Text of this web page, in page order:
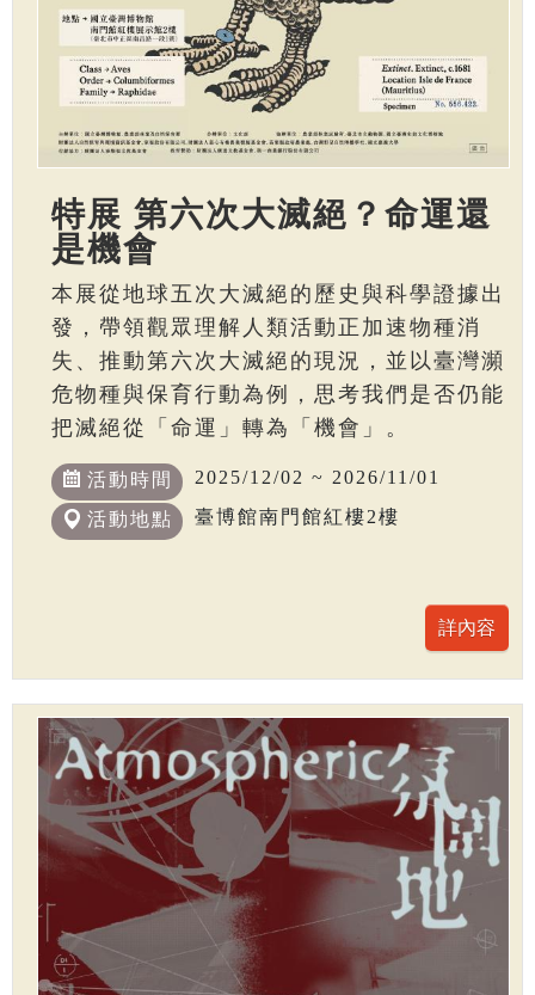
特展 第六次大滅絕？命運還
是機會
本展從地球五次大滅絕的歷史與科學證據出
發，帶領觀眾理解人類活動正加速物種消
失、推動第六次大滅絕的現況，並以臺灣瀕
危物種與保育行動為例，思考我們是否仍能
把滅絕從「命運」轉為「機會」。
活動時間 2025/12/02 ~ 2026/11/01
活動地點 臺博館南門館紅樓2樓